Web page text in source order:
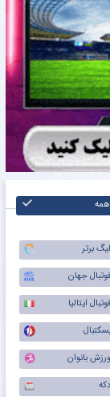
همه
لیگ برتر
فوتبال جهان
فوتبال ایتالیا
بسکتبال
ورزش بانوان
دکه